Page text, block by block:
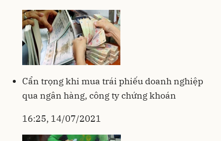
Cẩn trọng khi mua trái phiếu doanh nghiệp
qua ngân hàng, công ty chứng khoán
16:25, 14/07/2021